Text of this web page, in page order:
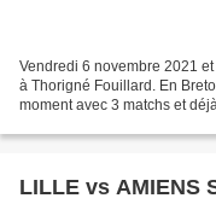
Vendredi 6 novembre 2021
à Thorigné Fouillard. En
moment avec 3 matchs et
LILLE vs AMIENS